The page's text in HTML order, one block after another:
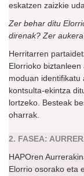
eskatzen zaizkie
Zer behar ditu
direnak? Zer
Herritarren
Elorrioko
moduan identifikatu
kontsulta-ekintza
lortzeko. Besteak
oharrak.
2. FASEA:
HAPOren
Elorrio osorako eta